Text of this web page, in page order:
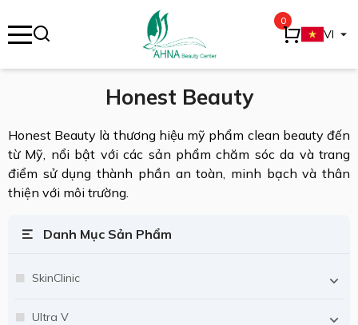
menu 0
VI
Honest Beauty
Honest Beauty là thương hiệu mỹ phẩm clean beauty đến
từ Mỹ, nổi bật với các sản phẩm chăm sóc da và trang
điểm sử dụng thành phần an toàn, minh bạch và thân
thiện với môi trường.
Danh Mục Sản Phẩm
SkinClinic
Ultra V